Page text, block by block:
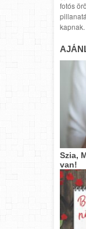
fotós
Szia,
van!